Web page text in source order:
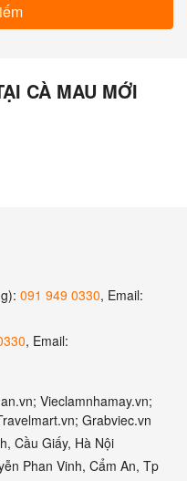
CÀ MAU MỚI
091 949 0330, Email:
, Email:
Vieclamnhamay.vn;
Grabviec.vn
Cầu Giấy, Hà Nội
Phan Vinh, Cẩm An, Tp